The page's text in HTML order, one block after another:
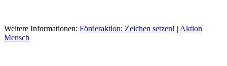
Weitere Informationen: Förderaktion: Zeichen setzen! | Aktion
Mensch